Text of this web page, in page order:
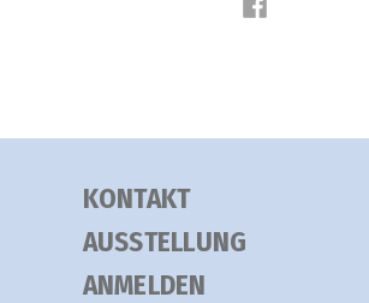
KONTAKT
AUSSTELLUNG
ANMELDEN